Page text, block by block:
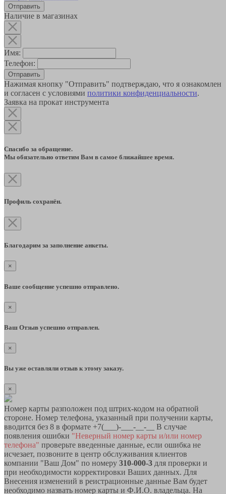
Наличие в магазинах
Имя:
Телефон:
Отправить
Нажимая кнопку "Отправить" подтверждаю, что я ознакомлен
и согласен с условиями политики конфиденциальности.
Заявка на прокат инструмента
Спасибо за обращение.
Мы обязательно ответим Вам в самое ближайшее время.
Профиль сохранён.
Благодарим за заполнение анкеты.
×
Ваше сообщение успешно отправлено.
×
Ваш Отзыв успешно отправлен.
×
Вы уже оставляли отзыв к этому заказу.
×
Номер карты разположен под штрих-кодом на обратной
стороне. Номер телефона, указанный при получении карты,
вводится без 8 в формате +7(___)-___-__-__ В случае
появления ошибки "Неверный номер карты и/или номер
телефона" проверьте введенные данные, если ошибка не
исчезает, позвоните в центр обслуживания клиентов
компании "Ваш Дом" по номеру 310-000-3 для проверки и
при необходимости корректировки Ваших данных. Для
Внесения изменений в реистрационные данные Вам будет
необходимо назвать номер карты и Ф.И.О. владельца. На